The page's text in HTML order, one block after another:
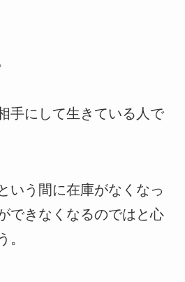
手にして生きている人で
いう間に在庫がなくなっ
できなくなるのではと心
。